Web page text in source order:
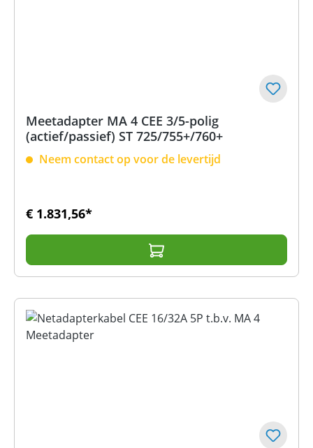
Meetadapter MA 4 CEE 3/5-polig
(actief/passief) ST 725/755+/760+
Neem contact op voor de levertijd
€ 1.831,56*